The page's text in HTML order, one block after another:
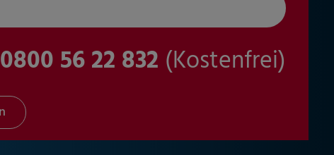
0800 56 22 832 (Kostenfrei)